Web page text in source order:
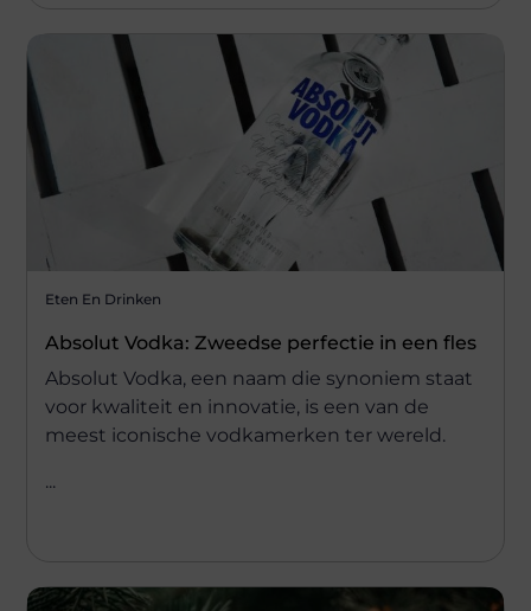
Eten En Drinken
Absolut Vodka: Zweedse perfectie in een fles
Absolut Vodka, een naam die synoniem staat
voor kwaliteit en innovatie, is een van de
meest iconische vodkamerken ter wereld.
...